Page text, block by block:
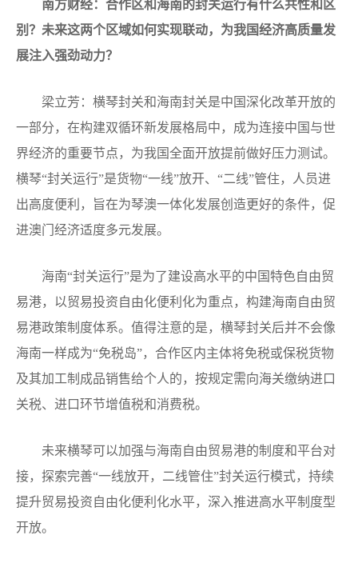
南方财经：合作区和海南的封关运行有什么共性和区
别？未来这两个区域如何实现联动，为我国经济高质量发
展注入强劲动力？
梁立芳：横琴封关和海南封关是中国深化改革开放的
一部分，在构建双循环新发展格局中，成为连接中国与世
界经济的重要节点，为我国全面开放提前做好压力测试。
横琴“封关运行”是货物“一线”放开、“二线”管住，人员进
出高度便利，旨在为琴澳一体化发展创造更好的条件，促
进澳门经济适度多元发展。
海南“封关运行”是为了建设高水平的中国特色自由贸
易港，以贸易投资自由化便利化为重点，构建海南自由贸
易港政策制度体系。值得注意的是，横琴封关后并不会像
海南一样成为“免税岛”，合作区内主体将免税或保税货物
及其加工制成品销售给个人的，按规定需向海关缴纳进口
关税、进口环节增值税和消费税。
未来横琴可以加强与海南自由贸易港的制度和平台对
接，探索完善“一线放开，二线管住”封关运行模式，持续
提升贸易投资自由化便利化水平，深入推进高水平制度型
开放。